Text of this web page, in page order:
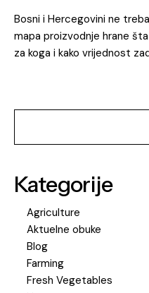
Bosni i Hercegovini ne
mapa proizvodnje hrane
za koga i kako vrijednost
Kategorije
Agriculture
Aktuelne obuke
Blog
Farming
Fresh Vegetables